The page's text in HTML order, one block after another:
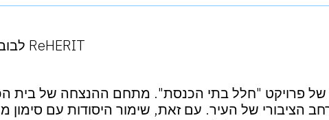
לבוב בפרויקט ה ReHERIT
של פרויקט "חלל בתי הכנסת". מתחם ההנצחה של בית
הציבורי של העיר. עם זאת, שימור היסודות עם סימון